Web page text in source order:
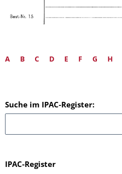
A B C D E F G H
Suche im IPAC-Register:
IPAC-Register